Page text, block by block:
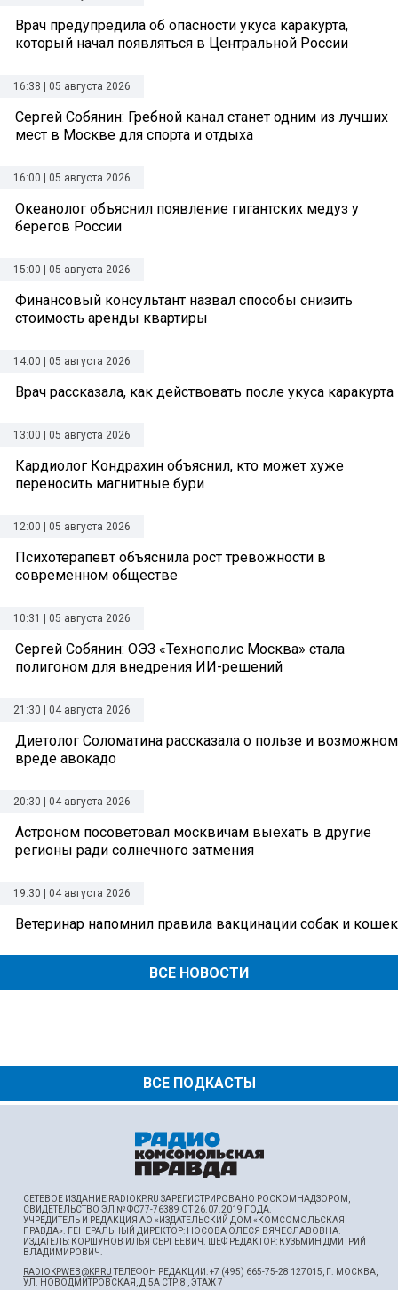
ВСЕ ПОДКАСТЫ
Врач предупредила об опасности укуса каракурта,
который начал появляться в Центральной России
16:38 | 05 августа 2026
Сергей Собянин: Гребной канал станет одним из лучших
мест в Москве для спорта и отдыха
16:00 | 05 августа 2026
Океанолог объяснил появление гигантских медуз у
берегов России
15:00 | 05 августа 2026
Финансовый консультант назвал способы снизить
стоимость аренды квартиры
14:00 | 05 августа 2026
Врач рассказала, как действовать после укуса каракурта
13:00 | 05 августа 2026
Кардиолог Кондрахин объяснил, кто может хуже
переносить магнитные бури
12:00 | 05 августа 2026
Психотерапевт объяснила рост тревожности в
современном обществе
10:31 | 05 августа 2026
Сергей Собянин: ОЭЗ «Технополис Москва» стала
полигоном для внедрения ИИ-решений
21:30 | 04 августа 2026
Диетолог Соломатина рассказала о пользе и возможном
вреде авокадо
20:30 | 04 августа 2026
Астроном посоветовал москвичам выехать в другие
регионы ради солнечного затмения
19:30 | 04 августа 2026
Ветеринар напомнил правила вакцинации собак и кошек
ВСЕ НОВОСТИ
СЕТЕВОЕ ИЗДАНИЕ RADIOKP.RU ЗАРЕГИСТРИРОВАНО РОСКОМНАДЗОРОМ,
СВИДЕТЕЛЬСТВО ЭЛ № ФС77-76389 ОТ 26.07.2019 ГОДА.
УЧРЕДИТЕЛЬ И РЕДАКЦИЯ АО «ИЗДАТЕЛЬСКИЙ ДОМ «КОМСОМОЛЬСКАЯ
ПРАВДА». ГЕНЕРАЛЬНЫЙ ДИРЕКТОР: НОСОВА ОЛЕСЯ ВЯЧЕСЛАВОВНА.
ИЗДАТЕЛЬ: КОРШУНОВ ИЛЬЯ СЕРГЕЕВИЧ. ШEФ РЕДАКТОР: КУЗЬМИН ДМИТРИЙ
ВЛАДИМИРОВИЧ.
RADIOKPWEB@KP.RUТЕЛЕФОН РЕДАКЦИИ: +7 (495) 665-75-28 127015, Г. МОСКВА,
УЛ. НОВОДМИТРОВСКАЯ, Д.5А СТР.8 , ЭТАЖ 7